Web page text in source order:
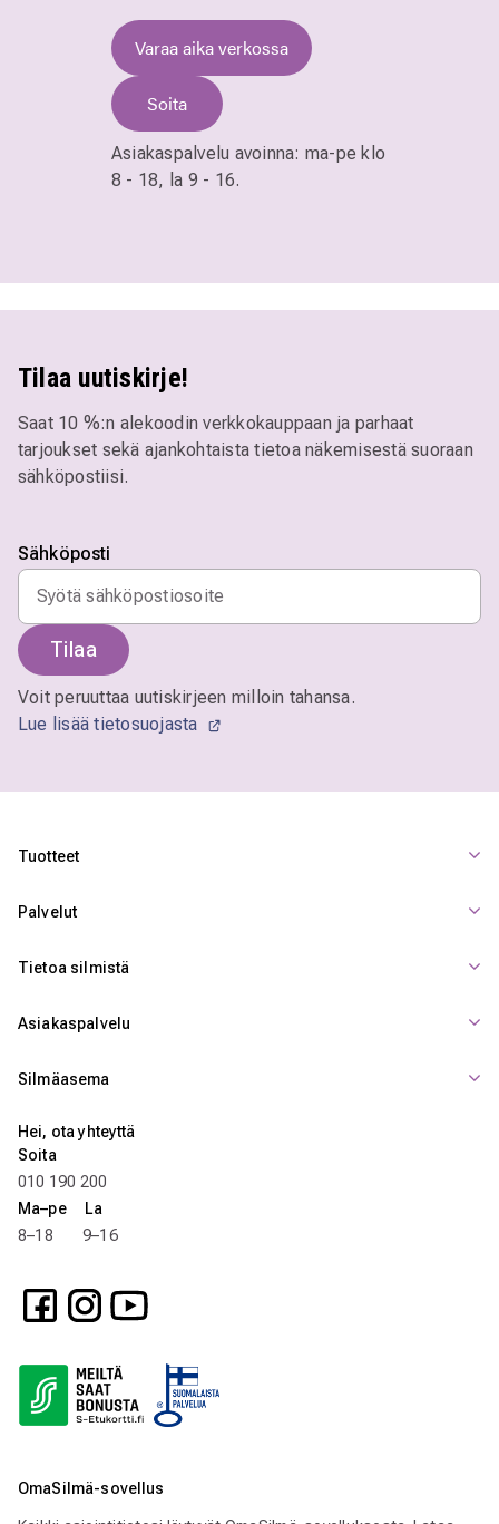
Varaa aika verkossa
Soita
Asiakaspalvelu avoinna: ma-pe klo
8 - 18, la 9 - 16.
Tilaa uutiskirje!
Saat 10 %:n alekoodin verkkokauppaan ja parhaat
tarjoukset sekä ajankohtaista tietoa näkemisestä suoraan
sähköpostiisi.
Sähköposti
Tilaa
Voit peruuttaa uutiskirjeen milloin tahansa.
Lue lisää tietosuojasta
Tuotteet
Palvelut
Tietoa silmistä
Asiakaspalvelu
Silmäasema
Hei, ota yhteyttä
Soita
010 190 200
Ma–pe La
8–18 9–16
OmaSilmä-sovellus